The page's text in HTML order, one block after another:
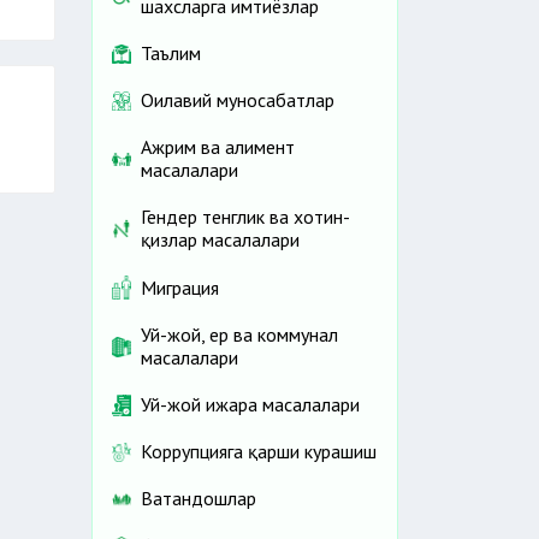
шахсларга имтиёзлар
Таълим
Оилавий муносабатлар
Ажрим ва алимент
масалалари
Гендер тенглик ва хотин-
қизлар масалалари
Миграция
Уй-жой, ер ва коммунал
масалалари
Уй-жой ижара масалалари
Коррупцияга қарши курашиш
Ватандошлар